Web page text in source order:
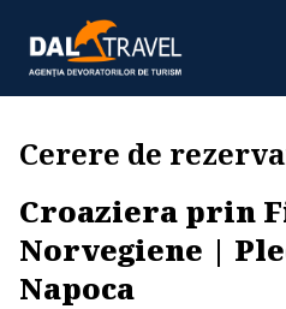
Cerere de
Croaziera prin
Norvegiene |
Napoca